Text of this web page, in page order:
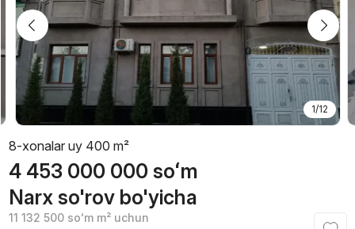
1/12
8-xonalar uy 400 m²
4 453 000 000 soʻm
Narx so'rov bo'yicha
11 132 500 soʻmm² uchun